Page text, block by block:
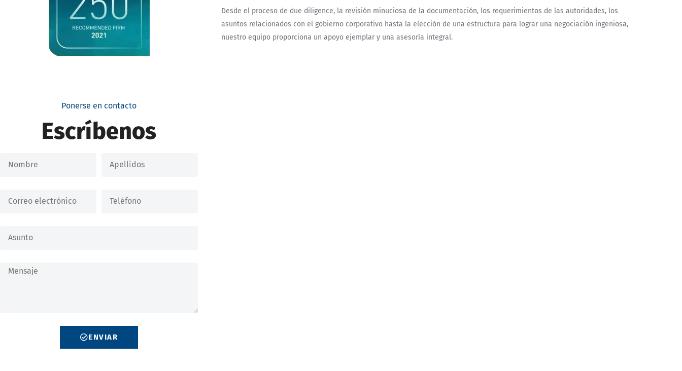
Ponerse en contacto
Escríbenos
ENVIAR
Desde el proceso de due diligence, la revisión minuciosa de la documentación, los requerimientos de las autoridades, los
asuntos relacionados con el gobierno corporativo hasta la elección de una estructura para lograr una negociación ingeniosa,
nuestro equipo proporciona un apoyo ejemplar y una asesoría integral.